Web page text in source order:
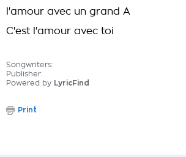
l'amour avec un grand A
C'est l'amour avec toi
Songwriters:
Publisher:
Powered by LyricFind
Print